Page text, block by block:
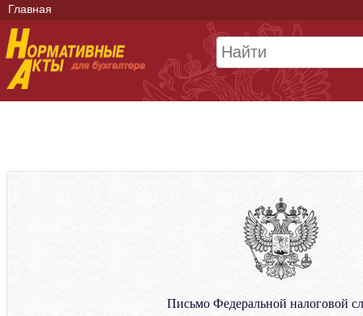
Главная
Письмо Федеральной налоговой